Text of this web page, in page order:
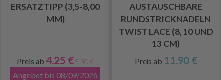
ERSATZTIPP (3,5-8,00
MM)
Preis ab 4.25 €5.30 €
Angebot bis 08/09/2026
AUSTAUSCHBARE
RUNDSTRICKNADELN
TWIST LACE (8, 10 UND
13 CM)
Preis ab 11.90 €